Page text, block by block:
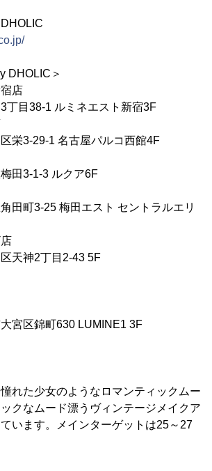
DHOLIC＞
店
丁目38-1 ルミネエスト新宿3F
栄3-29-1 名古屋パルコ西館4F
田3-1-3 ルクア6F
田町3-25 梅田エスト セントラルエリ
天神2丁目2-43 5F
宮区錦町630 LUMINE1 3F
れた少女のようなロマンティックムー
クなムード漂うヴィンテージメイクア
います。メインターゲットは25～27